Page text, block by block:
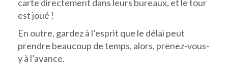
carte directement dans leurs bureaux, et le tour
est joué !
En outre, gardez à l’esprit que le délai peut
prendre beaucoup de temps, alors, prenez-vous-
y à l’avance.